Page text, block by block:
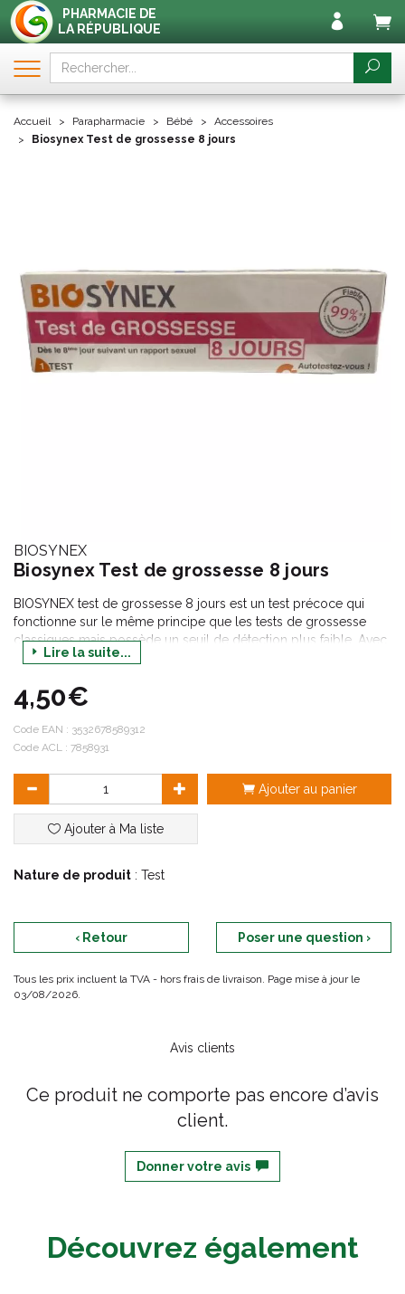
PHARMACIE DE
LA RÉPUBLIQUE
Accueil Parapharmacie Bébé
Accessoires
Biosynex Test de grossesse 8 jours
BIOSYNEX
Biosynex Test de grossesse 8 jours
BIOSYNEX test de grossesse 8 jours est un test précoce qui
fonctionne sur le même principe que les tests de grossesse
classiques mais possède un seuil de détection plus faible. Avec
ce test, il n’est plus nécessaire de connaître la date de ses
rapport sexuel.
Lire la suite...
4,50€
Code EAN : 3532678589312
Code ACL : 7858931
Ajouter au panier
Ajouter à Ma liste
Nature de produit : Test
‹ Retour Poser une question ›
Tous les prix incluent la TVA - hors frais de livraison. Page mise à jour le
03/08/2026.
Avis clients
Ce produit ne comporte pas encore d’avis
client.
Donner votre avis
Découvrez également